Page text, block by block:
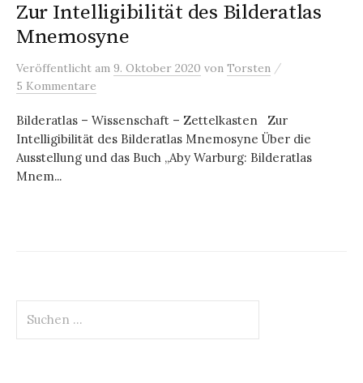
Zur Intelligibilität des Bilderatlas
Mnemosyne
Veröffentlicht am 9. Oktober 2020 von Torsten /
5 Kommentare
Bilderatlas – Wissenschaft – Zettelkasten Zur
Intelligibilität des Bilderatlas Mnemosyne Über die
Ausstellung und das Buch „Aby Warburg: Bilderatlas
Mnem...
nach: